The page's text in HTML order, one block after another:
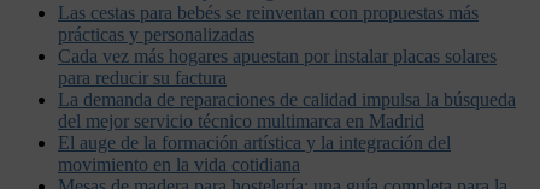
Las cestas para bebés se reinventan con propuestas más
prácticas y personalizadas
Cada vez más hogares apuestan por instalar placas solares
para reducir su factura
La demanda de reparaciones de calidad impulsa la búsqueda
del mejor servicio técnico multimarca en Madrid
El auge de la formación artística y la integración del
movimiento en la vida cotidiana